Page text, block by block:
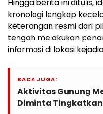
Hingga berita ini ditulis,
kronologi lengkap
keterangan resmi dari
tengah melakukan
informasi di lokasi
BACA JUGA:
Aktivitas Gunung
Diminta